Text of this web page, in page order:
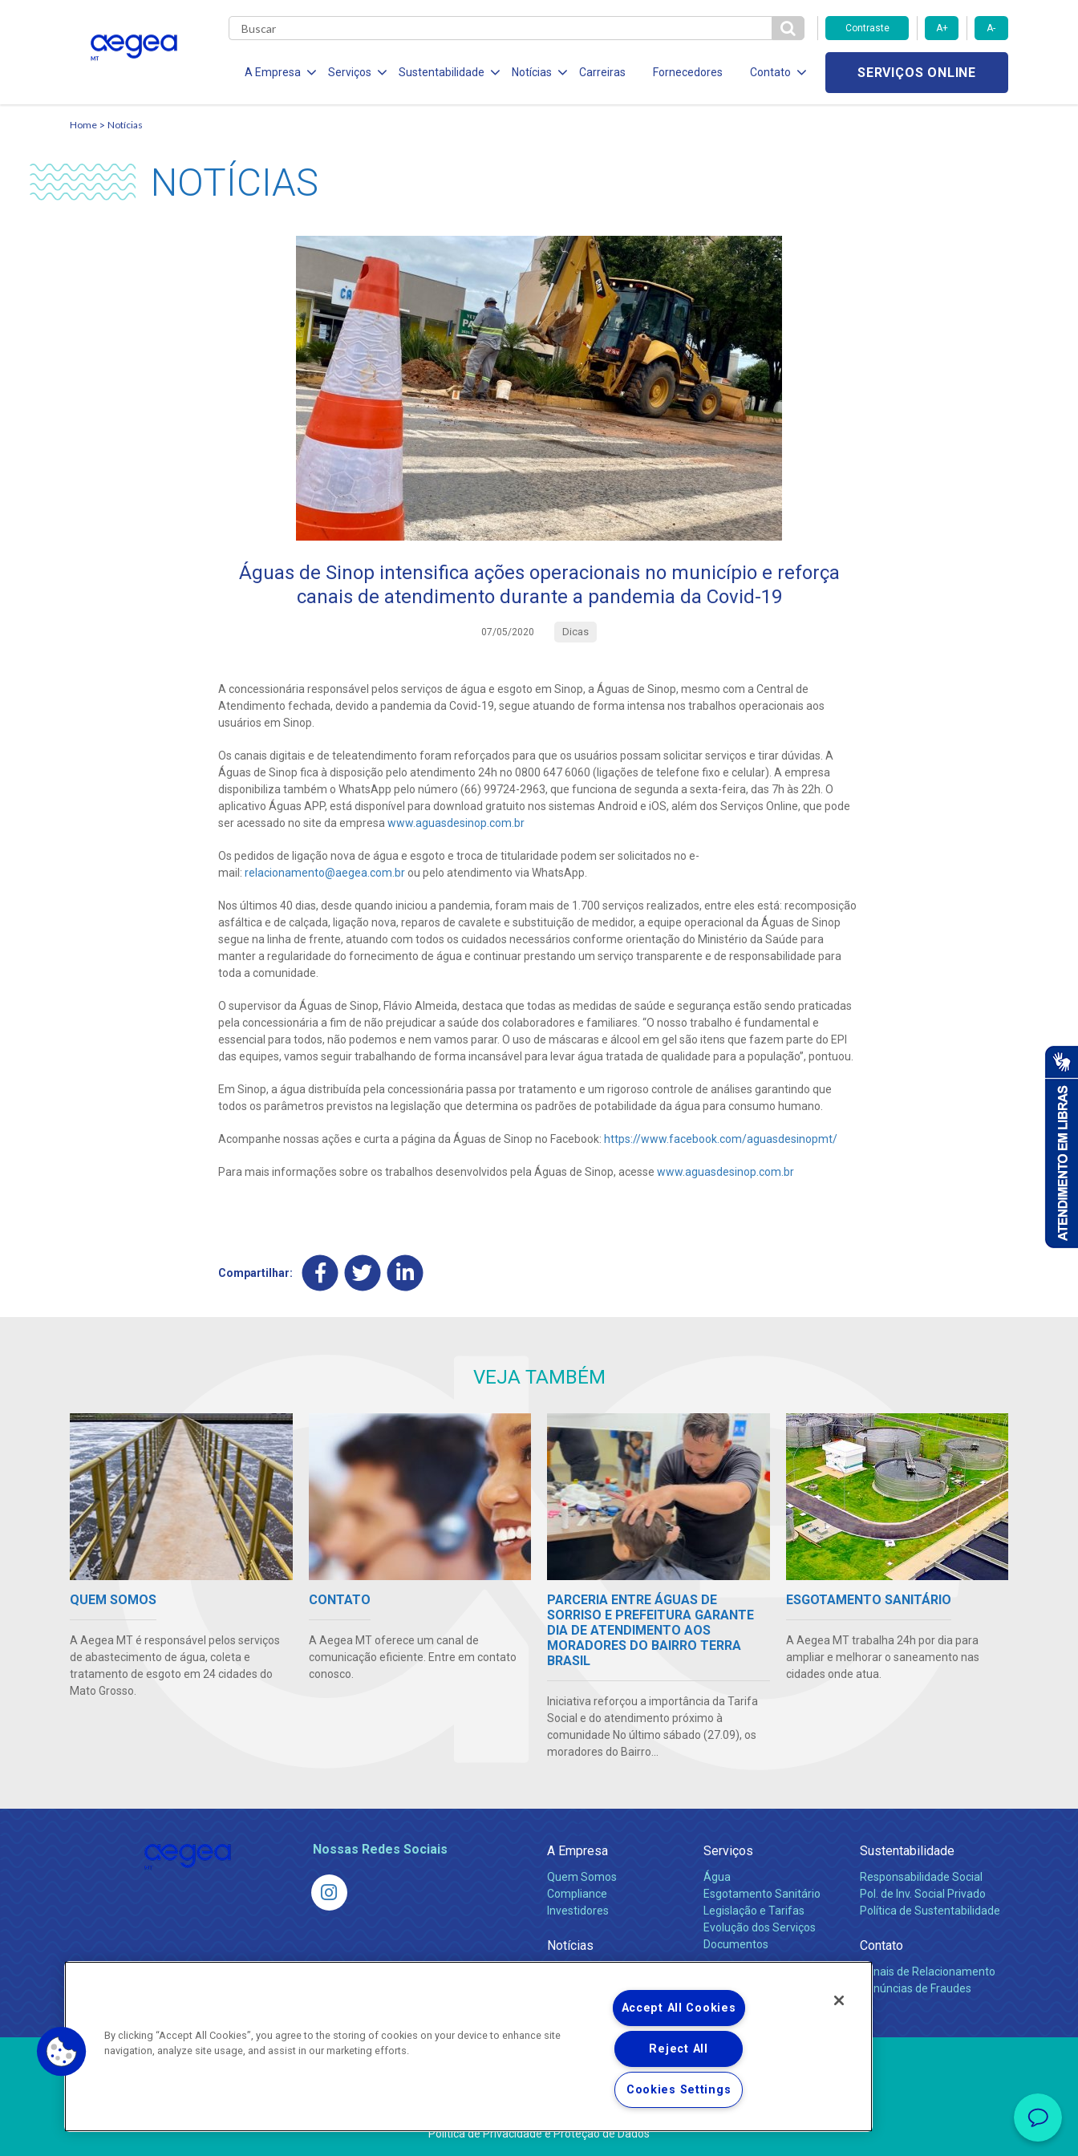
Contraste A+ A-
A Empresa Serviços Sustentabilidade Notícias Carreiras Fornecedores Contato SERVIÇOS ONLINE
Home Notícias
NOTÍCIAS
Águas de Sinop intensifica ações operacionais no município e reforça
canais de atendimento durante a pandemia da Covid-19
07/05/2020 Dicas
A concessionária responsável pelos serviços de água e esgoto em Sinop, a Águas de Sinop, mesmo com a Central de
Atendimento fechada, devido a pandemia da Covid-19, segue atuando de forma intensa nos trabalhos operacionais aos
usuários em Sinop.
Os canais digitais e de teleatendimento foram reforçados para que os usuários possam solicitar serviços e tirar dúvidas. A
Águas de Sinop fica à disposição pelo atendimento 24h no 0800 647 6060 (ligações de telefone fixo e celular). A empresa
disponibiliza também o WhatsApp pelo número (66) 99724-2963, que funciona de segunda a sexta-feira, das 7h às 22h. O
aplicativo Águas APP, está disponível para download gratuito nos sistemas Android e iOS, além dos Serviços Online, que pode
ser acessado no site da empresa www.aguasdesinop.com.br
Os pedidos de ligação nova de água e esgoto e troca de titularidade podem ser solicitados no e-
mail: relacionamento@aegea.com.brou pelo atendimento via WhatsApp.
Nos últimos 40 dias, desde quando iniciou a pandemia, foram mais de 1.700 serviços realizados, entre eles está: recomposição
asfáltica e de calçada, ligação nova, reparos de cavalete e substituição de medidor, a equipe operacional da Águas de Sinop
segue na linha de frente, atuando com todos os cuidados necessários conforme orientação do Ministério da Saúde para
manter a regularidade do fornecimento de água e continuar prestando um serviço transparente e de responsabilidade para
toda a comunidade.
O supervisor da Águas de Sinop, Flávio Almeida, destaca que todas as medidas de saúde e segurança estão sendo praticadas
pela concessionária a fim de não prejudicar a saúde dos colaboradores e familiares. “O nosso trabalho é fundamental e
essencial para todos, não podemos e nem vamos parar. O uso de máscaras e álcool em gel são itens que fazem parte do EPI
das equipes, vamos seguir trabalhando de forma incansável para levar água tratada de qualidade para a população”, pontuou.
Em Sinop, a água distribuída pela concessionária passa por tratamento e um rigoroso controle de análises garantindo que
todos os parâmetros previstos na legislação que determina os padrões de potabilidade da água para consumo humano.
Acompanhe nossas ações e curta a página da Águas de Sinop no Facebook: https://www.facebook.com/aguasdesinopmt/
Para mais informações sobre os trabalhos desenvolvidos pela Águas de Sinop, acesse www.aguasdesinop.com.br
Compartilhar:
VEJA TAMBÉM
QUEM SOMOS
A Aegea MT é responsável pelos serviços
de abastecimento de água, coleta e
tratamento de esgoto em 24 cidades do
Mato Grosso.
CONTATO
A Aegea MT oferece um canal de
comunicação eficiente. Entre em contato
conosco.
PARCERIA ENTRE ÁGUAS DE
SORRISO E PREFEITURA GARANTE
DIA DE ATENDIMENTO AOS
MORADORES DO BAIRRO TERRA
BRASIL
Iniciativa reforçou a importância da Tarifa
Social e do atendimento próximo à
comunidade No último sábado (27.09), os
moradores do Bairro...
ESGOTAMENTO SANITÁRIO
A Aegea MT trabalha 24h por dia para
ampliar e melhorar o saneamento nas
cidades onde atua.
Nossas Redes Sociais A Empresa
Quem Somos
Compliance
Investidores
Notícias
Serviços
Água
Esgotamento Sanitário
Legislação e Tarifas
Evolução dos Serviços
Documentos
Sustentabilidade
Responsabilidade Social
Pol. de Inv. Social Privado
Política de Sustentabilidade
Contato
Canais de Relacionamento
Denúncias de Fraudes
Copyright ® 2026 - Todos os Direitos Reservados.
Política de Privacidade e Proteção de Dados
By clicking “Accept All Cookies”, you agree to the storing of cookies on your device to enhance site
navigation, analyze site usage, and assist in our marketing efforts.
Accept All Cookies
Reject All
Cookies Settings